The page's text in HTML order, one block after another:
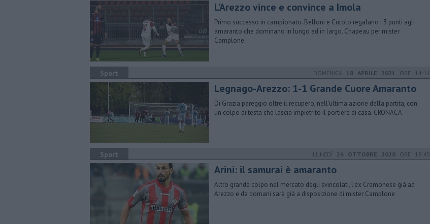
L'Arezzo vince e convince a Imola
Primo successo in campionato. Belloni e Cutolo regalano i 3 punti agli
amaranto che dominano in lungo ed in largo. Chapeau per mister
Camplone
Sport DOMENICA 18 APRILE 2021 ORE 14:11
Legnago-Arezzo: 1-1 Grande Cuore Amaranto
Di Grazia pareggio oltre il recupero, nell'ultima azione della partita, con
un colpo di testa che lascia impietrito il portiere di casa. CRONACA
Sport LUNEDÌ 26 OTTOBRE 2020 ORE 18:45
Arini: il samurai è amaranto
Altro grande colpo nel mercato degli svincolati, l'ex Cremonese già ad
Arezzo e da domani sarà già a disposizione di mister Camplone